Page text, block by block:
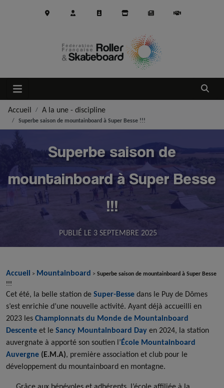
Ouvrir
Accueil A la une - discipline
Superbe saison de mountainboard à Super Besse !!!
Superbe saison de
mountainboard à Super Besse
!!!
PUBLIÉ LE 3 SEPTEMBRE 2025
Accueil > Mountainboard > Superbe saison de mountainboard à Super Besse
!!!
Cet été, la belle station de Super-Besse dans le Puy de Dômes
s’est enrichie d’une nouvelle activité. Ayant déjà accueilli en
2023 les Championnats du Monde de Mountainboard
Descente et le Sancy Mountainboard Day en 2024, la station
auvergnate à apporté son soutien l’École Mountainboard
Auvergne (E.M.A), première association et club pour le
développement du mountainboard en montagne.